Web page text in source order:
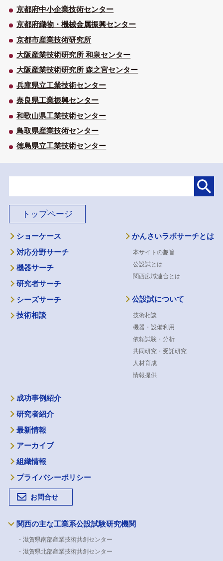
京都府中小企業技術センター
京都府織物・機械金属振興センター
京都市産業技術研究所
大阪産業技術研究所 和泉センター
大阪産業技術研究所 森之宮センター
兵庫県立工業技術センター
奈良県工業振興センター
和歌山県工業技術センター
鳥取県産業技術センター
徳島県立工業技術センター
トップページ
ショーケース
対応分野サーチ
機器サーチ
研究者サーチ
シーズサーチ
技術相談
かんさいラボサーチとは
本サイトの趣旨
公設試とは
関西広域連合とは
公設試について
技術相談
機器・設備利用
依頼試験・分析
共同研究・受託研究
人材育成
情報提供
成功事例紹介
研究者紹介
最新情報
アーカイブ
組織情報
プライバシーポリシー
お問合せ
関西の主な工業系公設試験研究機関
・滋賀県南部産業技術共創センター
・滋賀県北部産業技術共創センター